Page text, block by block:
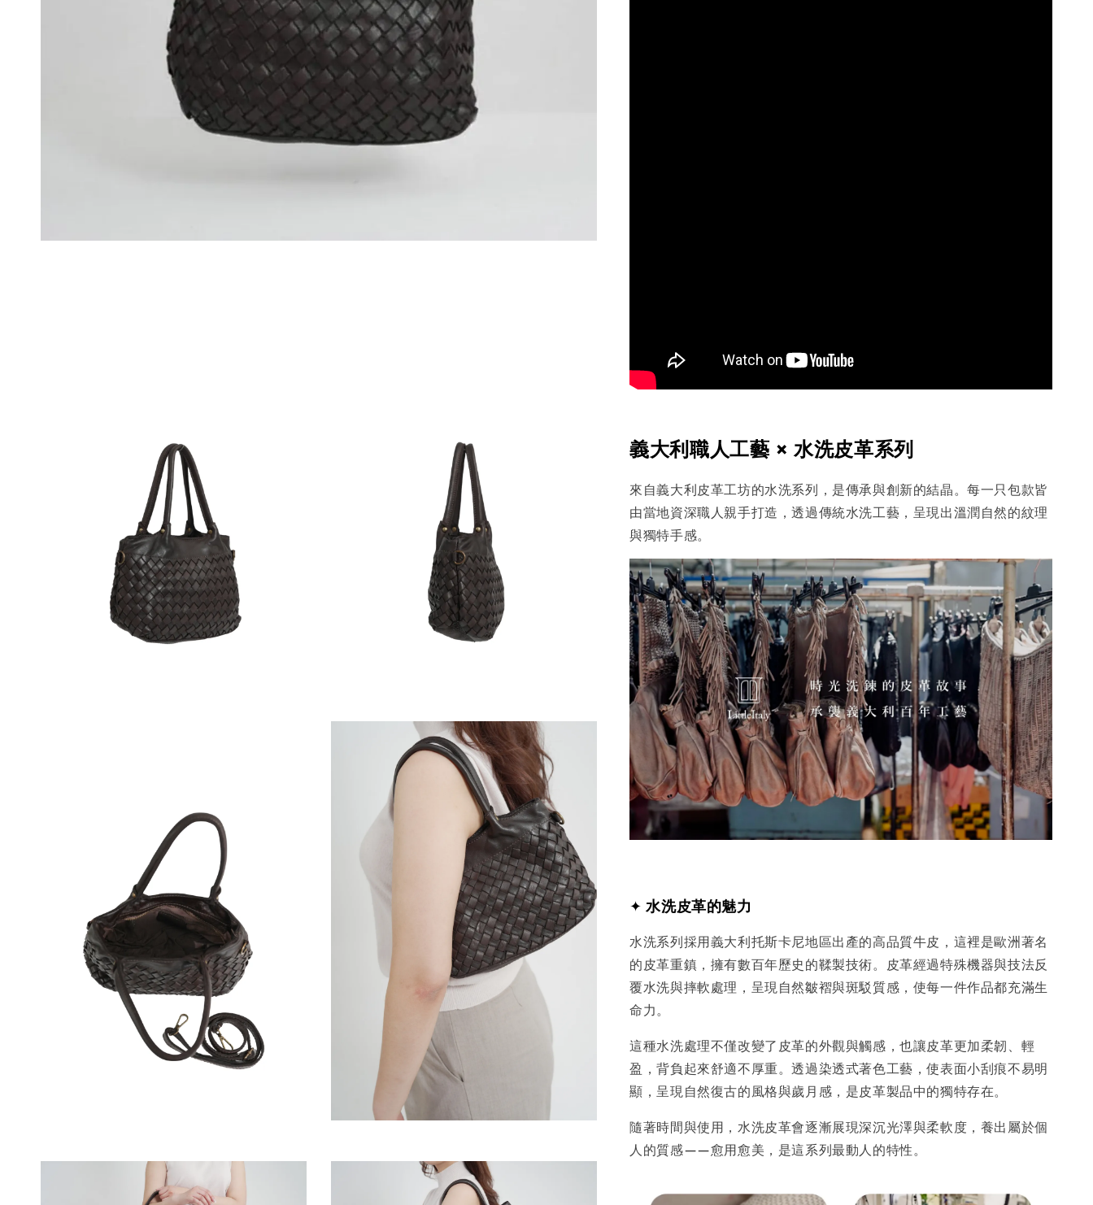
義大利職人工藝 × 水洗皮革系列
來自義大利皮革工坊的水洗系列，是傳承與創新的結晶。每一只包款皆
由當地資深職人親手打造，透過傳統水洗工藝，呈現出溫潤自然的紋理
與獨特手感。
✦ 水洗皮革的魅力
水洗系列採用義大利托斯卡尼地區出產的高品質牛皮，這裡是歐洲著名
的皮革重鎮，擁有數百年歷史的鞣製技術。皮革經過特殊機器與技法反
覆水洗與摔軟處理，呈現自然皺褶與斑駁質感，使每一件作品都充滿生
命力。
這種水洗處理不僅改變了皮革的外觀與觸感，也讓皮革更加柔韌、輕
盈，背負起來舒適不厚重。透過染透式著色工藝，使表面小刮痕不易明
顯，呈現自然復古的風格與歲月感，是皮革製品中的獨特存在。
隨著時間與使用，水洗皮革會逐漸展現深沉光澤與柔軟度，養出屬於個
人的質感——愈用愈美，是這系列最動人的特性。